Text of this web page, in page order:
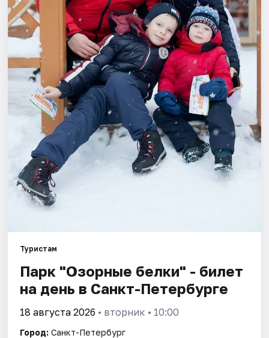
Города
Площадки
Артисты
Рейтинги
Туристам
Парк "Озорные белки" - билет
на день в Санкт-Петербурге
18 августа 2026 • вторник • 10:00
Город: Санкт-Петербург